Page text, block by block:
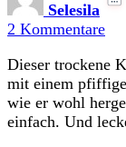
Selesila
2 Kommentarezu
Dieser trockene
mit einem
wie er wohl
einfach. Und